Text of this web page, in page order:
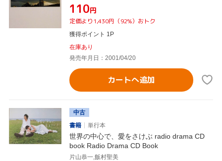
¥110円
定価より1,430円（92%）おトク
獲得ポイント 1P
在庫あり
発売年月日：2001/04/20
カートへ追加
中古
書籍
単行本
世界の中心で、愛をさけぶ radio drama CD
book Radio Drama CD Book
片山恭一,飯村聖美